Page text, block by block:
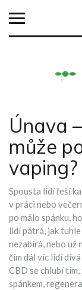
Únava
může
vaping?
Spousta lidí řeší
v práci nebo
po málo spánku,
lidí pátrá, jak
nezabírá, nebo už
čím dál víc lidí
CBD se chlubí
spánkem,